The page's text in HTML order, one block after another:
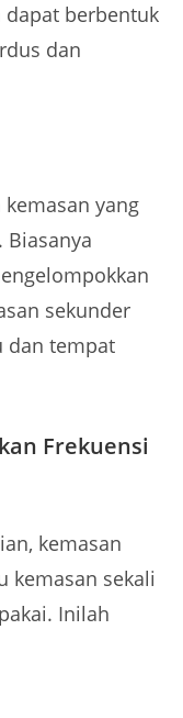
dapat berbentuk
dan
yang
sekunder
dan tempat
Frekuensi
kemasan
kemasan sekali
Inilah